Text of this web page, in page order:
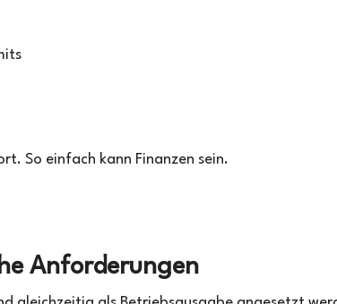
So einfach kann Finanzen sein.
Anforderungen